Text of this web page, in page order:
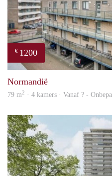
€ 1200
Normandië
79 m2 · 4 kamers · Vanaf ? -